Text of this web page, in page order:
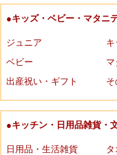
●キッズ・ベビー・マタニ
ジュニア
キ
ベビー
出産祝い・ギフト
そ
●キッチン・日用品雑貨・
日用品・生活雑貨